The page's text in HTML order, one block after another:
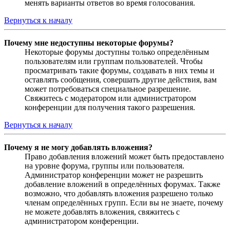
менять варианты ответов во время голосования.
Вернуться к началу
Почему мне недоступны некоторые форумы?
Некоторые форумы доступны только определённым
пользователям или группам пользователей. Чтобы
просматривать такие форумы, создавать в них темы и
оставлять сообщения, совершать другие действия, вам
может потребоваться специальное разрешение.
Свяжитесь с модератором или администратором
конференции для получения такого разрешения.
Вернуться к началу
Почему я не могу добавлять вложения?
Право добавления вложений может быть предоставлено
на уровне форума, группы или пользователя.
Администратор конференции может не разрешить
добавление вложений в определённых форумах. Также
возможно, что добавлять вложения разрешено только
членам определённых групп. Если вы не знаете, почему
не можете добавлять вложения, свяжитесь с
администратором конференции.